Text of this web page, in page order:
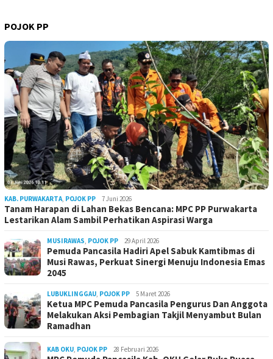
POJOK PP
KAB. PURWAKARTA, POJOK PP 7 Juni 2026
Tanam Harapan di Lahan Bekas Bencana: MPC PP Purwakarta
Lestarikan Alam Sambil Perhatikan Aspirasi Warga
MUSIRAWAS, POJOK PP 29 April 2026
Pemuda Pancasila Hadiri Apel Sabuk Kamtibmas di
Musi Rawas, Perkuat Sinergi Menuju Indonesia Emas
2045
LUBUKLINGGAU, POJOK PP 5 Maret 2026
Ketua MPC Pemuda Pancasila Pengurus Dan Anggota
Melakukan Aksi Pembagian Takjil Menyambut Bulan
Ramadhan
KAB OKU, POJOK PP 28 Februari 2026